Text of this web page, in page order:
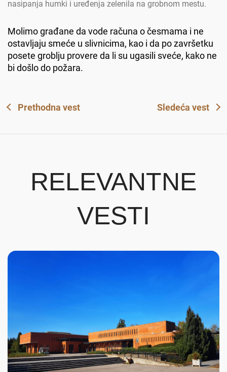
nasipanja humki i uređenja zelenila na grobnom mestu.
Molimo građane da vode računa o česmama i ne
ostavljaju smeće u slivnicima, kao i da po završetku
posete groblju provere da li su ugasili sveće, kako ne
bi došlo do požara.
Prethodna vest Sledeća vest
RELEVANTNE
VESTI